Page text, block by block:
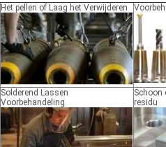
Het pellen of Laag het Verwijderen
Solderend Lassen
Voorbehandeling
Schoon
residu